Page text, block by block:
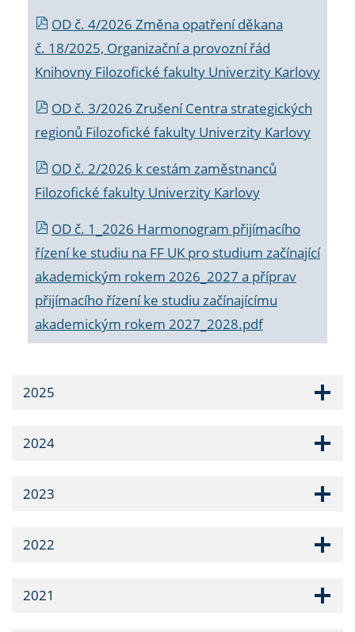
OD č. 4/2026 Změna opatření děkana
č. 18/2025, Organizační a provozní řád
Knihovny Filozofické fakulty Univerzity Karlovy
OD č. 3/2026 Zrušení Centra strategických
regionů Filozofické fakulty Univerzity Karlovy
OD č. 2/2026 k cestám zaměstnanců
Filozofické fakulty Univerzity Karlovy
OD č. 1_2026 Harmonogram přijímacího
řízení ke studiu na FF UK pro studium začínající
akademickým rokem 2026_2027 a příprav
přijímacího řízení ke studiu začínajícímu
akademickým rokem 2027_2028.pdf
2025
2024
2023
2022
2021